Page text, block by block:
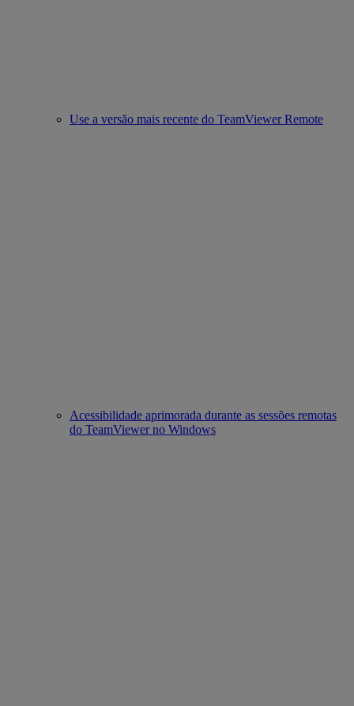
Use a versão mais recente do TeamViewer Remote
Acessibilidade aprimorada durante as sessões remotas
do TeamViewer no Windows